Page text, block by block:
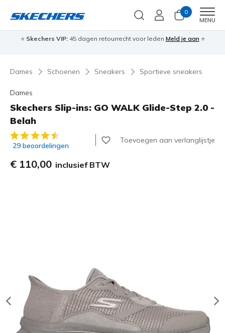
0
MENU
⭐ Skechers VIP:45 dagen retourrecht voor leden Meld je aan ⭐
Dames Schoenen Sneakers Sportieve sneakers
Dames
Skechers Slip-ins: GO WALK Glide-Step 2.0 -
Belah
3,4 van de 5 klantbeoordelingen
29 beoordelingen
Toevoegen aan verlanglijstje
€ 110,00 inclusief BTW